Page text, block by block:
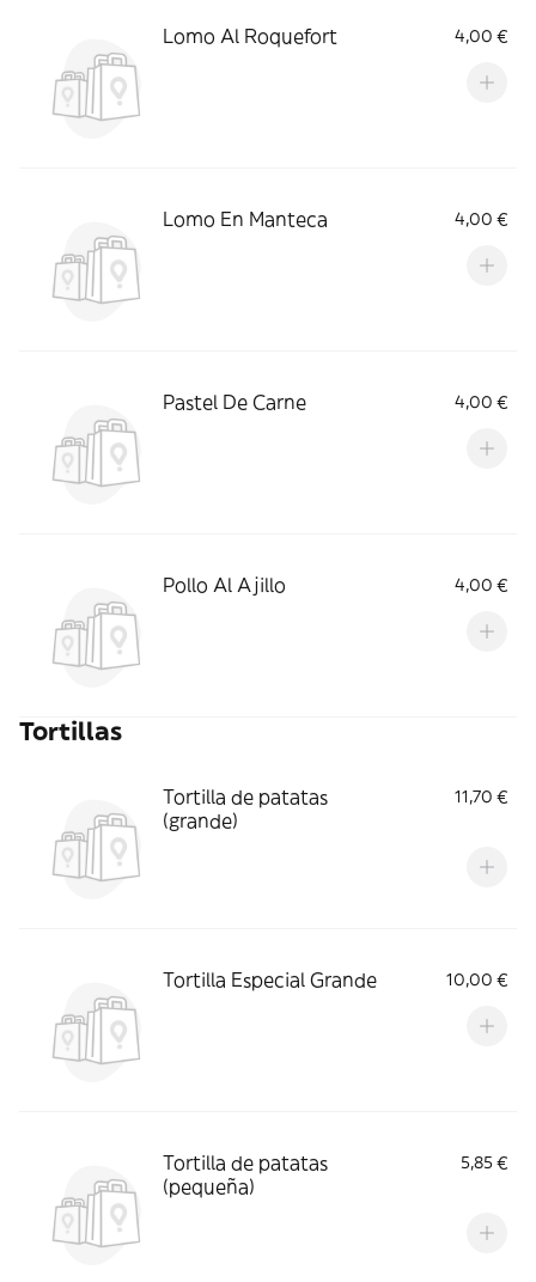
Lomo Al Roquefort 4,00 €
Lomo En Manteca 4,00 €
Pastel De Carne 4,00 €
Pollo Al Ajillo 4,00 €
Tortillas
Tortilla de patatas
(grande)
11,70 €
Tortilla Especial Grande 10,00 €
Tortilla de patatas
(pequeña)
5,85 €